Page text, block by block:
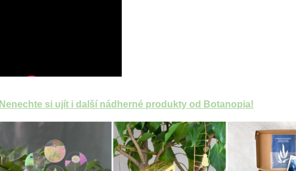
Nenechte si ujít i další nádherné produkty od Botanopia!